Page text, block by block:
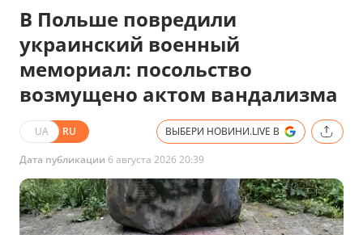
В Польше повредили
украинский военный
мемориал: посольство
возмущено актом вандализма
UA RU ВЫБЕРИ НОВИНИ.LIVE В
Дата публикации 6 августа 2026 20:39